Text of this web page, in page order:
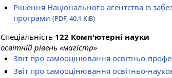
Рішення Національного агентства із
програми (PDF, 40.1 KiB)
Спеціальність 122 Комп'ютерні науки
освітній рівень «магістр»
Звіт про самооцінювання освітньо-
Звіт про самооцінювання освітньо-